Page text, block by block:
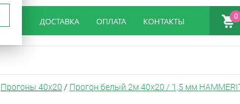
ДОСТАВКА ОПЛАТА КОНТАКТЫ 0
Прогоны 40х20 / Прогон белый 2м 40х20 / 1,5 мм